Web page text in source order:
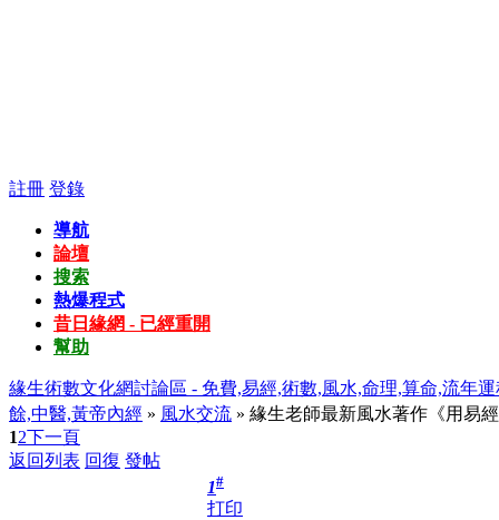
註冊 登錄
導航
論壇
搜索
熱爆程式
昔日緣網 - 已經重開
幫助
緣生術數文化網討論區 - 免費,易經,術數,風水,命理,算命,流年
餘,中醫,黃帝內經 » 風水交流 » 緣生老師最新風水著作《用易
12下一頁
返回列表 回復 發帖
1#
打印